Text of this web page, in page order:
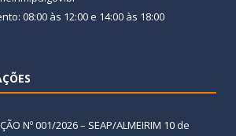
08:00 às 12:00 e 14:00 às 18:00
Nº 001/2026 – SEAP/ALMEIRIM 10 de